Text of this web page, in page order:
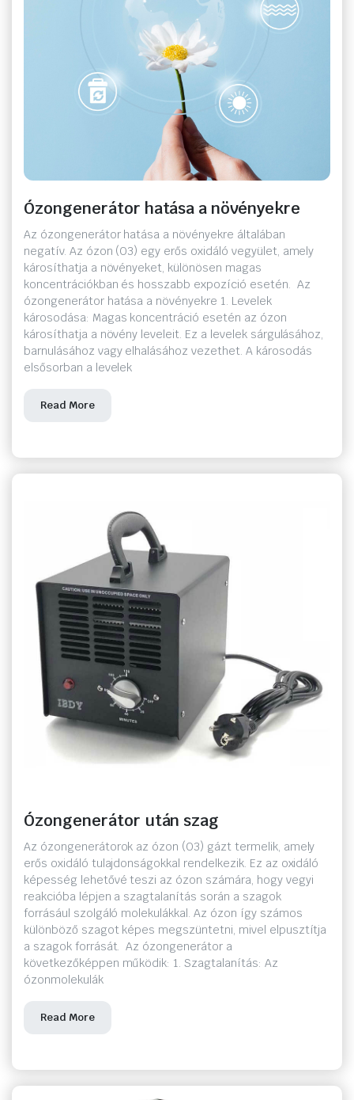
Ózongenerátor hatása a növényekre
Az ózongenerátor hatása a növényekre általában
negatív. Az ózon (O3) egy erős oxidáló vegyület, amely
károsíthatja a növényeket, különösen magas
koncentrációkban és hosszabb expozíció esetén. Az
ózongenerátor hatása a növényekre 1. Levelek
károsodása: Magas koncentráció esetén az ózon
károsíthatja a növény leveleit. Ez a levelek sárgulásához,
barnulásához vagy elhalásához vezethet. A károsodás
elsősorban a levelek
Read More
Ózongenerátor után szag
Az ózongenerátorok az ózon (O3) gázt termelik, amely
erős oxidáló tulajdonságokkal rendelkezik. Ez az oxidáló
képesség lehetővé teszi az ózon számára, hogy vegyi
reakcióba lépjen a szagtalanítás során a szagok
forrásául szolgáló molekulákkal. Az ózon így számos
különböző szagot képes megszüntetni, mivel elpusztítja
a szagok forrását. Az ózongenerátor a
következőképpen működik: 1. Szagtalanítás: Az
ózonmolekulák
Read More